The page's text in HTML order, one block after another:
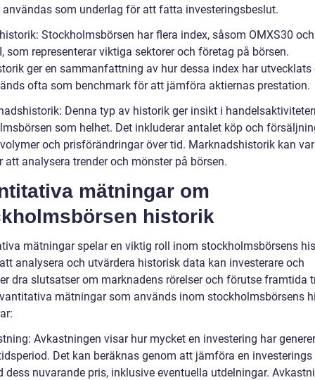
användas som underlag för att fatta investeringsbeslut.
Stockholmsbörsen har flera index, såsom OMXS30 och
som representerar viktiga sektorer och företag på börsen.
ger en sammanfattning av hur dessa index har utvecklats
ofta som benchmark för att jämföra aktiernas prestation.
Denna typ av historik ger insikt i
som helhet. Det inkluderar antalet köp och
och prisförändringar över tid. Marknadshistorik kan
att analysera trender och mönster på börsen.
mätningar om
historik
mätningar spelar en viktig roll inom stockholmsbörsens
analysera och utvärdera historisk data kan investerare och
dra slutsatser om marknadens rörelser och förutse framtida
mätningar som används inom stockholmsbörsens
Avkastningen visar hur mycket en investering har
Det kan beräknas genom att jämföra en
dess nuvarande pris, inklusive eventuella utdelningar.